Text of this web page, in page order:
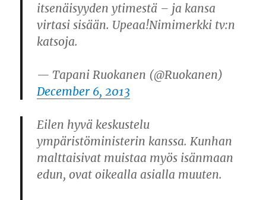
itsenäisyyden ytimestä – ja kansa
virtasi sisään. Upeaa!Nimimerkki tv:n
katsoja.
— Tapani Ruokanen (@Ruokanen)
December 6, 2013
Eilen hyvä keskustelu
ympäristöministerin kanssa. Kunhan
malttaisivat muistaa myös isänmaan
edun, ovat oikealla asialla muuten.